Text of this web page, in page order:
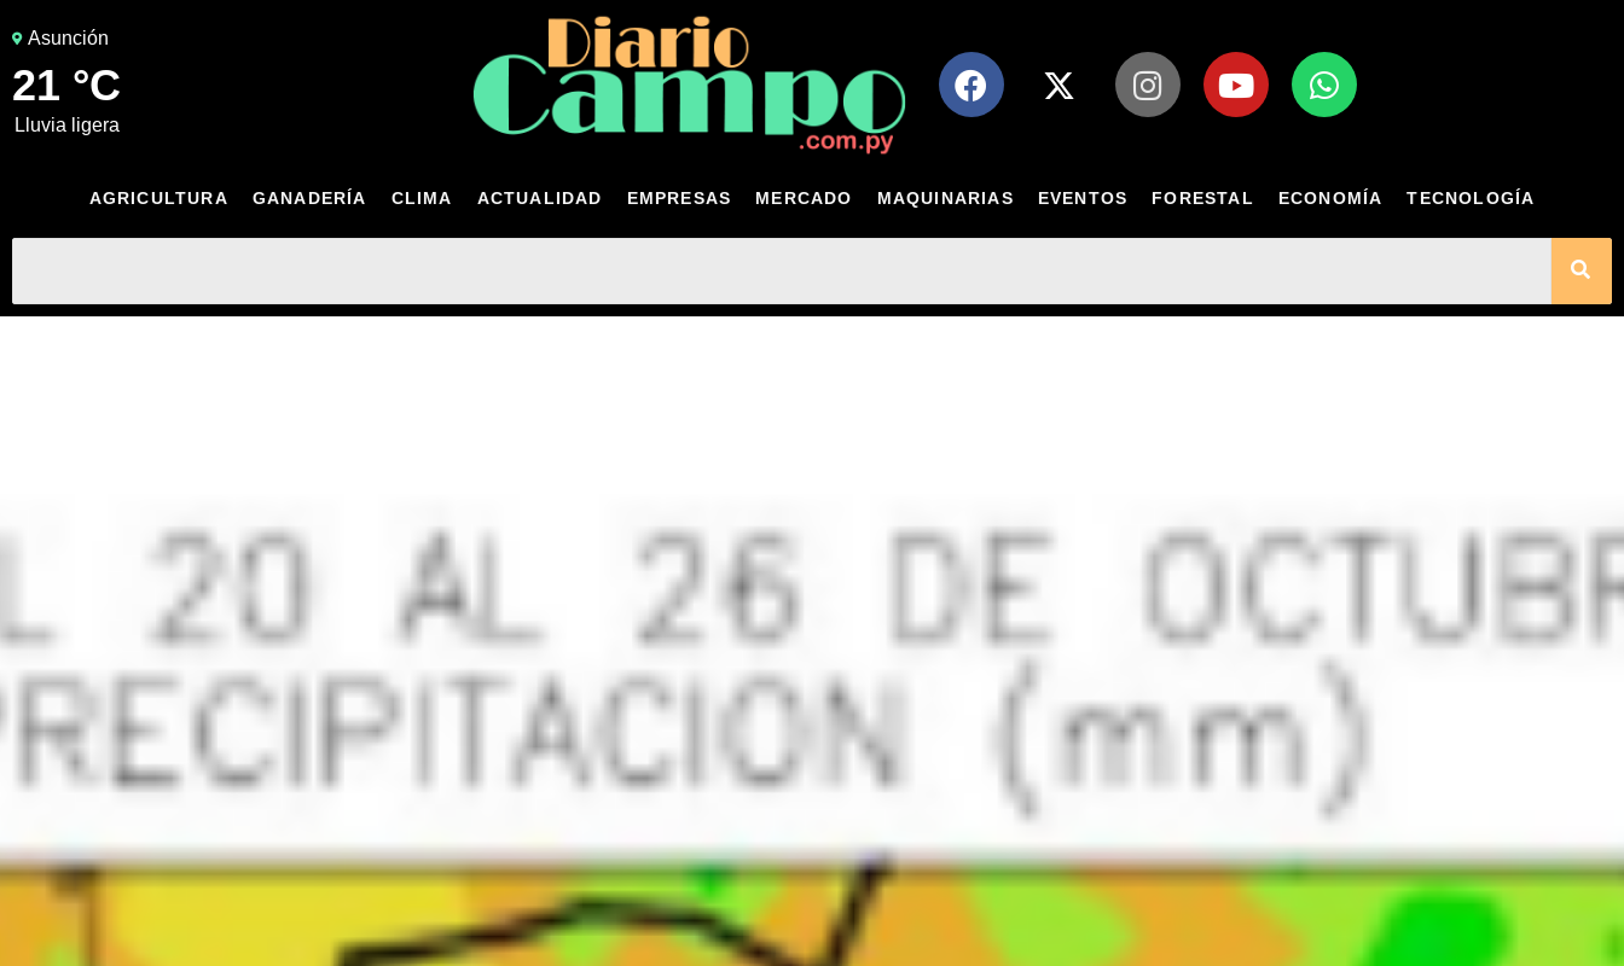
Asunción
21 °C
lluvia ligera
AGRICULTURA GANADERÍA CLIMA ACTUALIDAD EMPRESAS MERCADO MAQUINARIAS EVENTOS FORESTAL ECONOMÍA TECNOLOGÍA